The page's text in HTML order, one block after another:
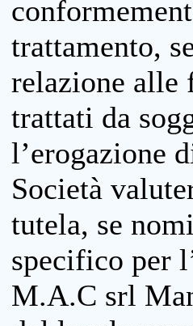
trattamento,
relazione alle
trattati da
l’erogazione
Società
tutela, se
specifico per
M.A.C srl